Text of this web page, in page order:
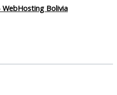
WebHosting Bolivia